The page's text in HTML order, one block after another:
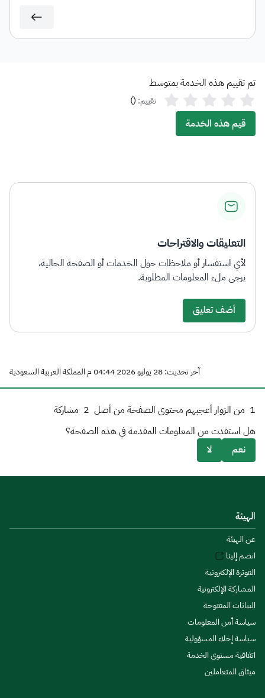
تم تقييم هذه الخدمة بمتوسط
تقييم: (
)
قيم هذه الخدمة
التعليقات والاقتراحات
لأي استفسار أو ملاحظات حول الخدمات أو الصفحة الحالية،
يرجى ملء المعلومات المطلوبة.
أضف تعليق
آخر تحديث: 28 يوليو 2026 04:44 م المملكة العربية السعودية
1 من الزوار أعجبهم محتوى الصفحة من أصل 2 مشاركة
هل استفدت من المعلومات المقدمة في هذه الصفحة؟
نعم
لا
الهيئة
عن الهيئة
انضم إلينا
الفوترة الإلكترونية
المشاركة الإلكترونية
البيانات المفتوحة
سياسة أمن المعلومات
سياسة إخلاء المسؤولية
اتفاقية مستوى الخدمة
ميثاق المتعاملين